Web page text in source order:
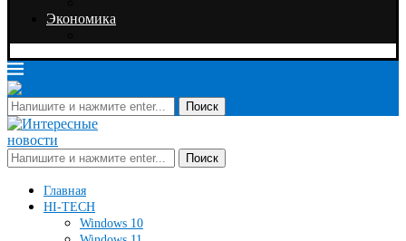
Экономика
Поиск
Поиск
Главная
HI-TECH
Windows 10